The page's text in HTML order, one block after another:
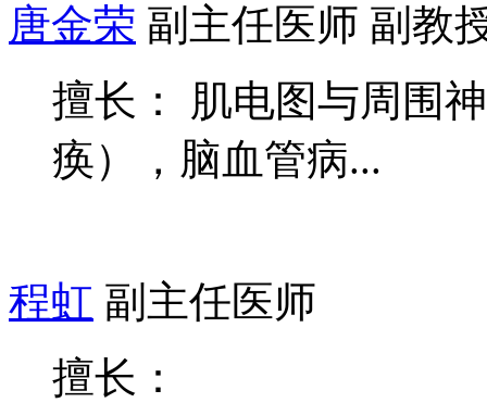
唐金荣 副主任医师 副教
擅长： 肌电图与周围
痪），脑血管病...
程虹 副主任医师
擅长：